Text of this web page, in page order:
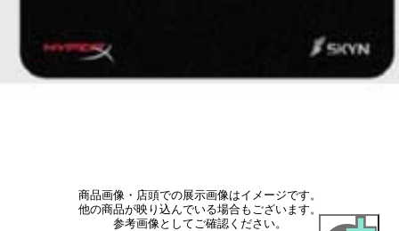
商品画像・店頭での展示画像はイメージです。
他の商品が映り込んでいる場合もございます。
参考画像としてご確認ください。